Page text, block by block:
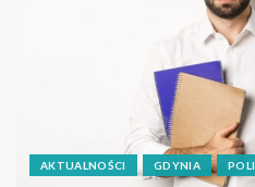
AKTUALNOŚCI GDYNIA